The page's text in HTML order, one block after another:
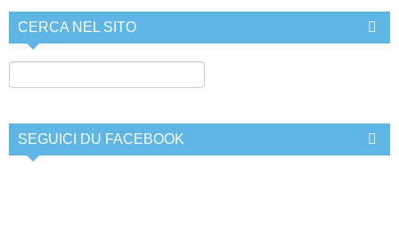
CERCA NEL SITO
SEGUICI DU FACEBOOK